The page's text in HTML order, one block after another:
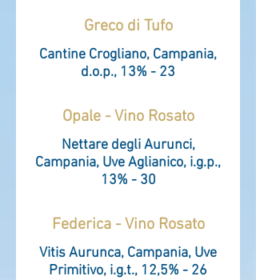
Greco di Tufo
Cantine Crogliano, Campania,
d.o.p., 13% - 23
Opale - Vino Rosato
Nettare degli Aurunci,
Campania, Uve Aglianico, i.g.p.,
13% - 30
Federica - Vino Rosato
Vitis Aurunca, Campania, Uve
Primitivo, i.g.t., 12,5% - 26